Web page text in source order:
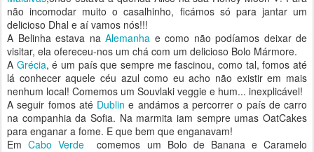
não incomodar muito o casalhinho, ficámos só para jantar um
delicioso Dhal e aí vamos nós!!!
A Belinha estava na Alemanha e como não podíamos deixar de
visitar, ela ofereceu-nos um chá com um delicioso Bolo Mármore.
A Grécia, é um país que sempre me fascinou, como tal, fomos até
lá conhecer aquele céu azul como eu acho não existir em mais
nenhum local! Comemos um Souvlaki veggie e hum... inexplicável!
A seguir fomos até Dublin e andámos a percorrer o país de carro
na companhia da Sofia. Na marmita iam sempre umas OatCakes
para enganar a fome. E que bem que enganavam!
EmCabo Verdecomemos um Bolo de Banana e Caramelo